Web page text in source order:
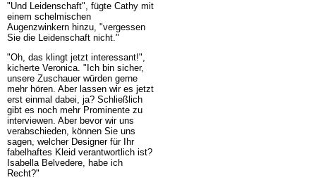
"Und Leidenschaft", fügte Cathy mit
einem schelmischen
Augenzwinkern hinzu, "vergessen
Sie die Leidenschaft nicht."
"Oh, das klingt jetzt interessant!",
kicherte Veronica. "Ich bin sicher,
unsere Zuschauer würden gerne
mehr hören. Aber lassen wir es jetzt
erst einmal dabei, ja? Schließlich
gibt es noch mehr Prominente zu
interviewen. Aber bevor wir uns
verabschieden, können Sie uns
sagen, welcher Designer für Ihr
fabelhaftes Kleid verantwortlich ist?
Isabella Belvedere, habe ich
Recht?"